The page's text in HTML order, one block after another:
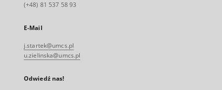
(+48) 81 537 58 93
E-Mail
j.startek@umcs.pl
u.zielinska@umcs.pl
Odwiedź nas!